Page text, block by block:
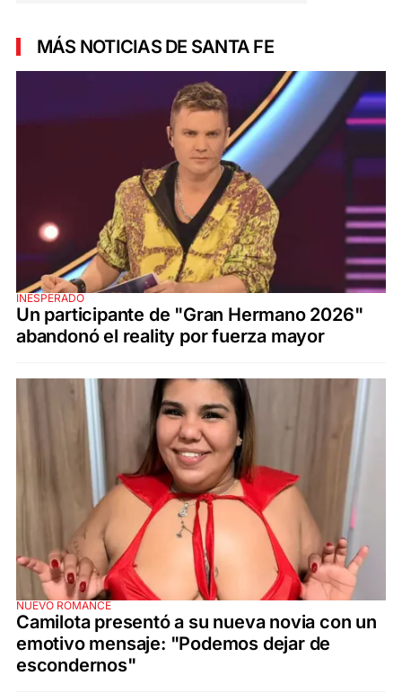
MÁS NOTICIAS DE SANTA FE
INESPERADO
Un participante de "Gran Hermano 2026"
abandonó el reality por fuerza mayor
NUEVO ROMANCE
Camilota presentó a su nueva novia con un
emotivo mensaje: "Podemos dejar de
escondernos"